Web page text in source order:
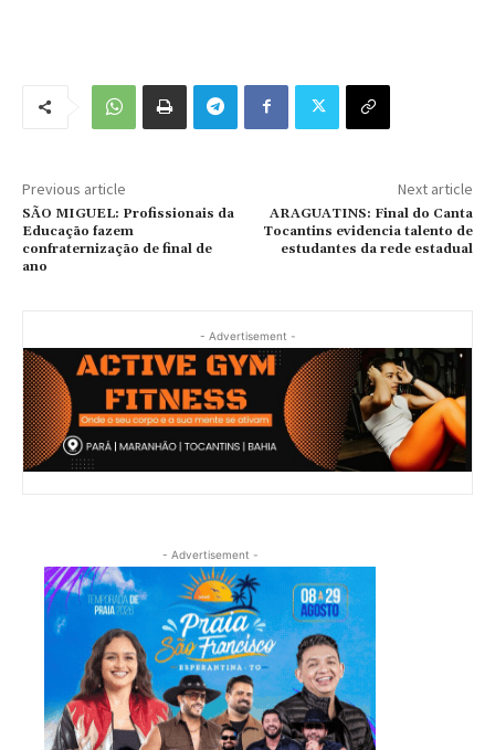
Previous article
SÃO MIGUEL: Profissionais da
Educação fazem
confraternização de final de
ano
Next article
ARAGUATINS: Final do Canta
Tocantins evidencia talento de
estudantes da rede estadual
- Advertisement -
- Advertisement -